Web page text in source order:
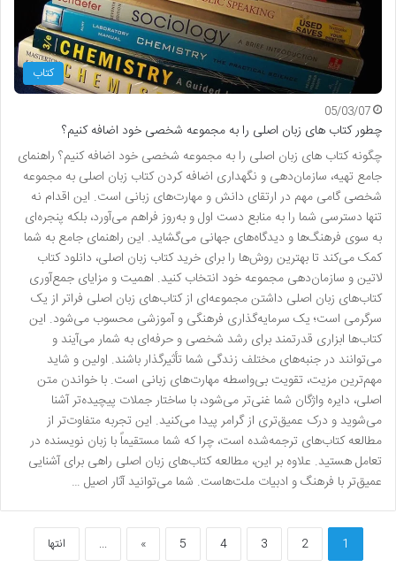
کتاب
05/03/07
چطور کتاب های زبان اصلی را به مجموعه شخصی خود اضافه کنیم؟
چگونه کتاب های زبان اصلی را به مجموعه شخصی خود اضافه کنیم؟ راهنمای
جامع تهیه، سازمان‌دهی و نگهداری اضافه کردن کتاب زبان اصلی به مجموعه
شخصی گامی مهم در ارتقای دانش و مهارت‌های زبانی است. این اقدام نه
تنها دسترسی شما را به منابع دست اول و به‌روز فراهم می‌آورد، بلکه پنجره‌ای
به سوی فرهنگ‌ها و دیدگاه‌های جهانی می‌گشاید. این راهنمای جامع به شما
کمک می‌کند تا بهترین روش‌ها را برای خرید کتاب زبان اصلی، دانلود کتاب
لاتین و سازمان‌دهی مجموعه خود انتخاب کنید. اهمیت و مزایای جمع‌آوری
کتاب‌های زبان اصلی داشتن مجموعه‌ای از کتاب‌های زبان اصلی فراتر از یک
سرگرمی است؛ یک سرمایه‌گذاری فرهنگی و آموزشی محسوب می‌شود. این
کتاب‌ها ابزاری قدرتمند برای رشد شخصی و حرفه‌ای به شمار می‌آیند و
می‌توانند در جنبه‌های مختلف زندگی شما تأثیرگذار باشند. اولین و شاید
مهم‌ترین مزیت، تقویت بی‌واسطه مهارت‌های زبانی است. با خواندن متن
اصلی، دایره واژگان شما غنی‌تر می‌شود، با ساختار جملات پیچیده‌تر آشنا
می‌شوید و درک عمیق‌تری از گرامر پیدا می‌کنید. این تجربه متفاوت‌تر از
مطالعه کتاب‌های ترجمه‌شده است، چرا که شما مستقیماً با زبان نویسنده در
تعامل هستید. علاوه بر این، مطالعه کتاب‌های زبان اصلی راهی برای آشنایی
عمیق‌تر با فرهنگ و ادبیات ملت‌هاست. شما می‌توانید آثار اصیل …
1
2
3
4
5
»
... انتها